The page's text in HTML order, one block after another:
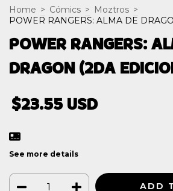
Home > Cómics > Moztros >
POWER RANGERS: ALMA DE
POWER RANGERS:
DRAGON (2DA
$23.55 USD
See more details